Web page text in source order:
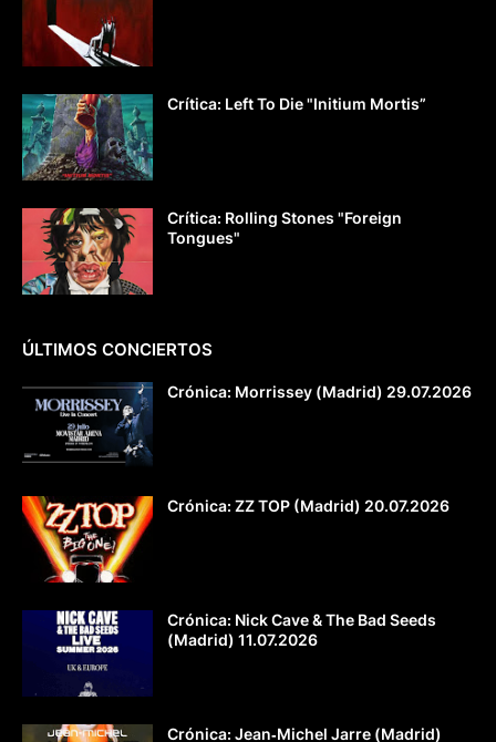
Crítica: Left To Die "Initium Mortis”
Crítica: Rolling Stones "Foreign
Tongues"
ÚLTIMOS CONCIERTOS
Crónica: Morrissey (Madrid) 29.07.2026
Crónica: ZZ TOP (Madrid) 20.07.2026
Crónica: Nick Cave & The Bad Seeds
(Madrid) 11.07.2026
Crónica: Jean‐Michel Jarre (Madrid)